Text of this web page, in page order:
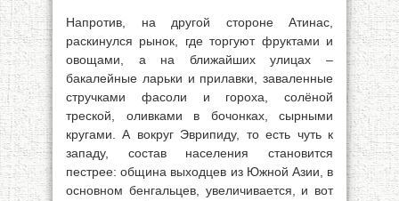
Напротив, на другой стороне Атинас,
раскинулся рынок, где торгуют фруктами и
овощами, а на ближайших улицах –
бакалейные ларьки и прилавки, заваленные
стручками фасоли и гороха, солёной
треской, оливками в бочонках, сырными
кругами. А вокруг Эврипиду, то есть чуть к
западу, состав населения становится
пестрее: община выходцев из Южной Азии, в
основном бенгальцев, увеличивается, и вот